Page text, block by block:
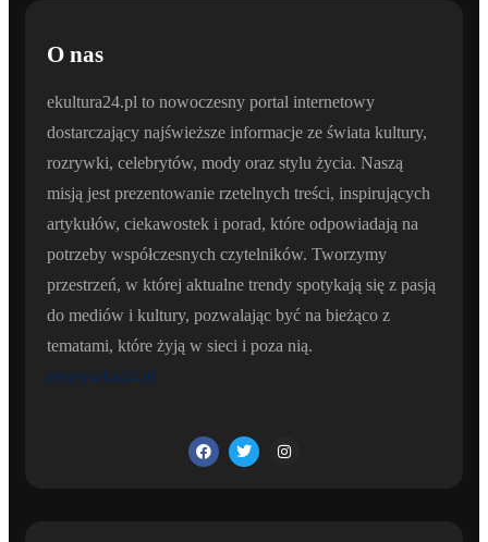
O nas
ekultura24.pl to nowoczesny portal internetowy
dostarczający najświeższe informacje ze świata kultury,
rozrywki, celebrytów, mody oraz stylu życia. Naszą
misją jest prezentowanie rzetelnych treści, inspirujących
artykułów, ciekawostek i porad, które odpowiadają na
potrzeby współczesnych czytelników. Tworzymy
przestrzeń, w której aktualne trendy spotykają się z pasją
do mediów i kultury, pozwalając być na bieżąco z
tematami, które żyją w sieci i poza nią.
erozrywka24.pl